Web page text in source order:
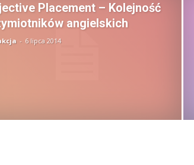
Placement – Kolejność
angielskich
- 6 lipca 2014